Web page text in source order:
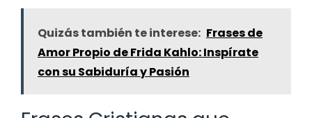
Quizás también te interese: Frases de
Amor Propio de Frida Kahlo: Inspírate
con su Sabiduría y Pasión